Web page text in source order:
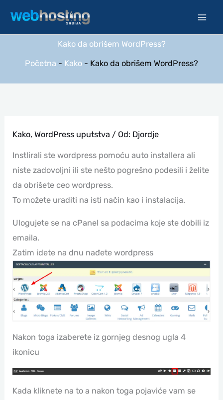
sadržaj
Kako da obrišem WordPress?
Početna - Kako - Kako da obrišem WordPress?
Kako,WordPress uputstva / Od: Djordje
Instlirali ste wordpress pomoću auto installera ali
niste zadovoljni ili ste nešto pogrešno podesili i želite
da obrišete ceo wordpress.
To možete uraditi na isti način kao i instalacija.
Ulogujete se na cPanel sa podacima koje ste dobili iz
emaila.
Zatim idete na dnu nađete wordpress
Nakon toga izaberete iz gornjeg desnog ugla 4
ikonicu
Kada kliknete na to a nakon toga pojaviće vam se